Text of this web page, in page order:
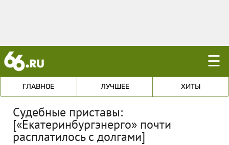
☰
ГЛАВНОЕ ЛУЧШЕЕ ХИТЫ
Судебные приставы:
[«Екатеринбургэнерго» почти
расплатилось с долгами]